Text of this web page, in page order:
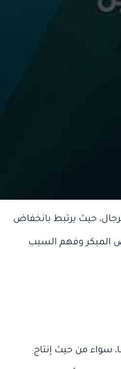
حيث يرتبط بانخفاض
المبكر وفهم السبب
سواء من حيث إنتاج